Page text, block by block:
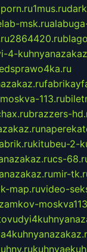
1mus.ru
msk.ru
2864420.ru
4-
113.ru
brazzers-
kitubeu-2-
cs-
mir-
map.ruvideo-